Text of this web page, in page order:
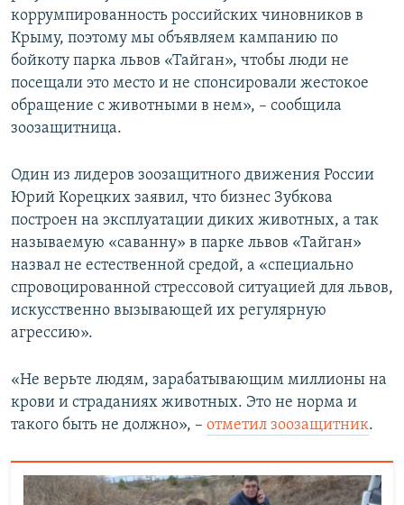
коррумпированность российских чиновников в
Крыму, поэтому мы объявляем кампанию по
бойкоту парка львов «Тайган», чтобы люди не
посещали это место и не спонсировали жестокое
обращение с животными в нем», – сообщила
зоозащитница.
Один из лидеров зоозащитного движения России
Юрий Корецких заявил, что бизнес Зубкова
построен на эксплуатации диких животных, а так
называемую «саванну» в парке львов «Тайган»
назвал не естественной средой, а «специально
спровоцированной стрессовой ситуацией для львов,
искусственно вызывающей их регулярную
агрессию».
«Не верьте людям, зарабатывающим миллионы на
крови и страданиях животных. Это не норма и
такого быть не должно», – отметил зоозащитник.